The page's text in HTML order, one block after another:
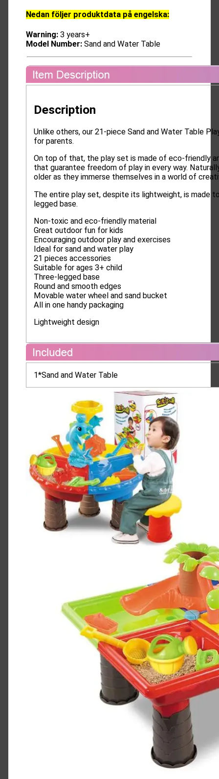
Nedan följer produktdata på engelska:
Warning: 3 years+
Model Number: Sand and Water Table
Description
Unlike others, our 21-piece Sand and Water Table
for parents.
On top of that, the play set is made of eco-friendly
that guarantee freedom of play in every way.
older as they immerse themselves in a world of
The entire play set, despite its lightweight, is made
legged base.
Non-toxic and eco-friendly material
Great outdoor fun for kids
Encouraging outdoor play and exercises
Ideal for sand and water play
21 pieces accessories
Suitable for ages 3+ child
Three-legged base
Round and smooth edges
Movable water wheel and sand bucket
All in one handy packaging
Lightweight design
1*Sand and Water Table